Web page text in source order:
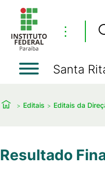
⋮
Santa
Editais Editais da
Resultado